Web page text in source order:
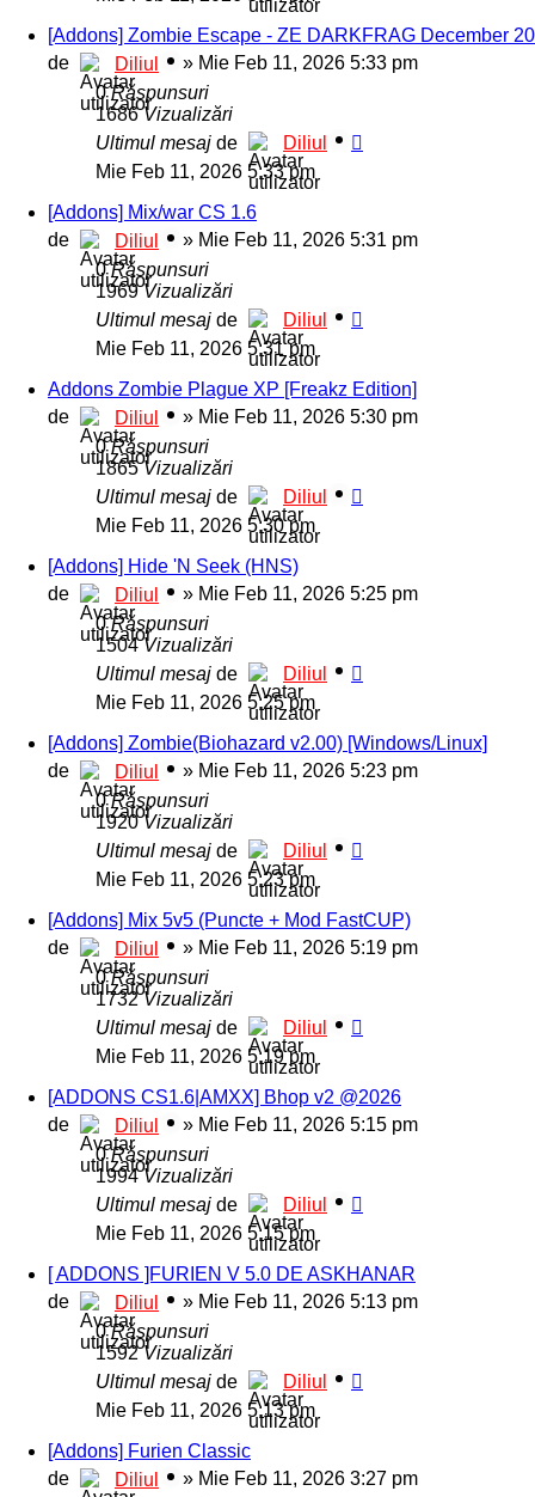
[Addons] Zombie Escape - ZE DARKFRAG December
de
Diliul » Mie Feb 11, 2026 5:33 pm
0Răspunsuri
1686Vizualizări
Ultimul mesaj de
Diliul
Mie Feb 11, 2026 5:33 pm
[Addons] Mix/war CS 1.6
de
Diliul » Mie Feb 11, 2026 5:31 pm
0Răspunsuri
1969Vizualizări
Ultimul mesaj de
Diliul
Mie Feb 11, 2026 5:31 pm
Addons Zombie Plague XP [Freakz Edition]
de
Diliul » Mie Feb 11, 2026 5:30 pm
0Răspunsuri
1865Vizualizări
Ultimul mesaj de
Diliul
Mie Feb 11, 2026 5:30 pm
[Addons] Hide 'N Seek (HNS)
de
Diliul » Mie Feb 11, 2026 5:25 pm
0Răspunsuri
1504Vizualizări
Ultimul mesaj de
Diliul
Mie Feb 11, 2026 5:25 pm
[Addons] Zombie(Biohazard v2.00) [Windows/Linux]
de
Diliul » Mie Feb 11, 2026 5:23 pm
0Răspunsuri
1920Vizualizări
Ultimul mesaj de
Diliul
Mie Feb 11, 2026 5:23 pm
[Addons] Mix 5v5 (Puncte + Mod FastCUP)
de
Diliul » Mie Feb 11, 2026 5:19 pm
0Răspunsuri
1732Vizualizări
Ultimul mesaj de
Diliul
Mie Feb 11, 2026 5:19 pm
[ADDONS CS1.6|AMXX] Bhop v2 @2026
de
Diliul » Mie Feb 11, 2026 5:15 pm
0Răspunsuri
1994Vizualizări
Ultimul mesaj de
Diliul
Mie Feb 11, 2026 5:15 pm
[ ADDONS ]FURIEN V 5.0 DE ASKHANAR
de
Diliul » Mie Feb 11, 2026 5:13 pm
0Răspunsuri
1592Vizualizări
Ultimul mesaj de
Diliul
Mie Feb 11, 2026 5:13 pm
[Addons] Furien Classic
de
Diliul » Mie Feb 11, 2026 3:27 pm